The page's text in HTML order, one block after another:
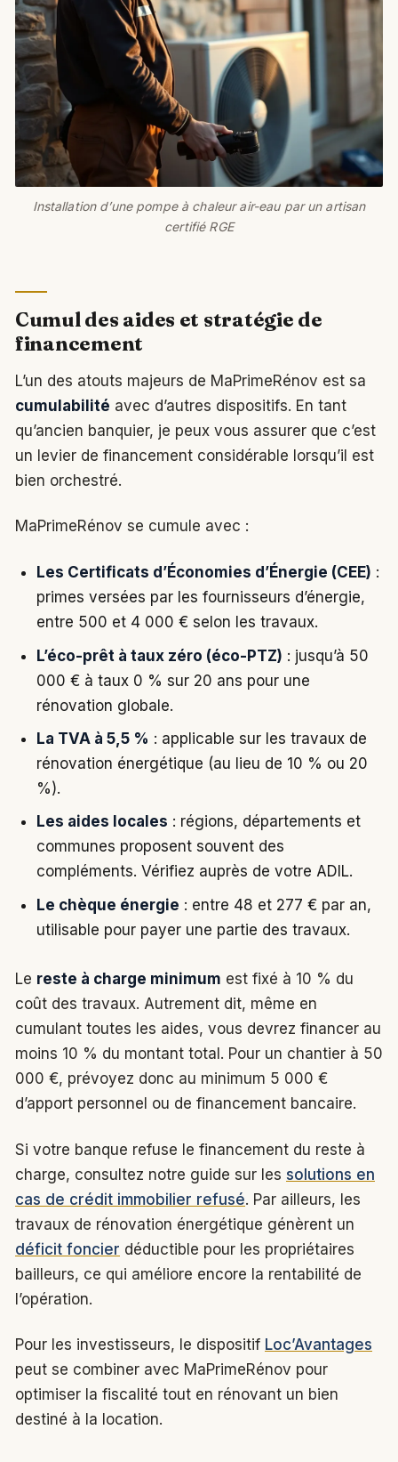
Installation d’une pompe à chaleur air-eau par un artisan
certifié RGE
Cumul des aides et stratégie de
financement
L’un des atouts majeurs de MaPrimeRénov est sa
cumulabilité avec d’autres dispositifs. En tant
qu’ancien banquier, je peux vous assurer que c’est
un levier de financement considérable lorsqu’il est
bien orchestré.
MaPrimeRénov se cumule avec :
Les Certificats d’Économies d’Énergie (CEE) :
primes versées par les fournisseurs d’énergie,
entre 500 et 4 000 € selon les travaux.
L’éco-prêt à taux zéro (éco-PTZ) : jusqu’à 50
000 € à taux 0 % sur 20 ans pour une
rénovation globale.
La TVA à 5,5 % : applicable sur les travaux de
rénovation énergétique (au lieu de 10 % ou 20
%).
Les aides locales : régions, départements et
communes proposent souvent des
compléments. Vérifiez auprès de votre ADIL.
Le chèque énergie : entre 48 et 277 € par an,
utilisable pour payer une partie des travaux.
Le reste à charge minimum est fixé à 10 % du
coût des travaux. Autrement dit, même en
cumulant toutes les aides, vous devrez financer au
moins 10 % du montant total. Pour un chantier à 50
000 €, prévoyez donc au minimum 5 000 €
d’apport personnel ou de financement bancaire.
Si votre banque refuse le financement du reste à
charge, consultez notre guide sur les solutions en
cas de crédit immobilier refusé. Par ailleurs, les
travaux de rénovation énergétique génèrent un
déficit foncier déductible pour les propriétaires
bailleurs, ce qui améliore encore la rentabilité de
l’opération.
Pour les investisseurs, le dispositif Loc’Avantages
peut se combiner avec MaPrimeRénov pour
optimiser la fiscalité tout en rénovant un bien
destiné à la location.